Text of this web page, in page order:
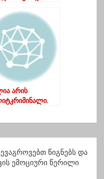
და
ცნობილი
ა“
არის
წიგნებს და
ემოციური წერილი